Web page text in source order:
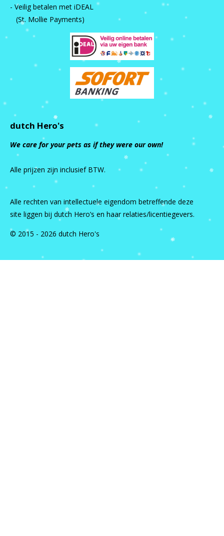
- Veilig betalen met iDEAL
(St. Mollie Payments)
dutch Hero's
We care for your pets as if they were our own!
Alle prijzen zijn inclusief BTW.
Alle rechten van intellectuele eigendom betreffende deze
site liggen bij dutch Hero’s en haar relaties/licentiegevers.
© 2015 - 2026 dutch Hero's